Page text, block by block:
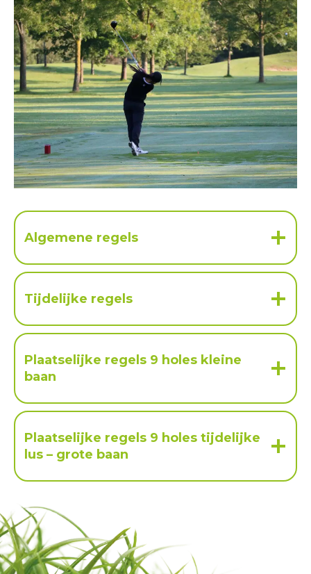
Algemene regels
Tijdelijke regels
Plaatselijke regels 9 holes kleine
baan
Plaatselijke regels 9 holes tijdelijke
lus – grote baan